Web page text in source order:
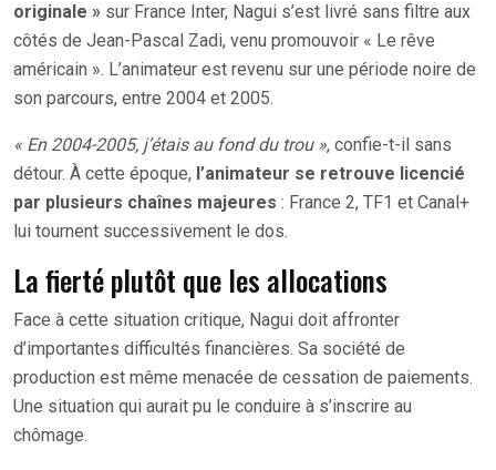
originale » sur France Inter, Nagui s’est livré sans filtre aux
côtés de Jean-Pascal Zadi, venu promouvoir « Le rêve
américain ». L’animateur est revenu sur une période noire de
son parcours, entre 2004 et 2005.
« En 2004-2005, j’étais au fond du trou », confie-t-il sans
détour. À cette époque, l’animateur se retrouve licencié
par plusieurs chaînes majeures : France 2, TF1 et Canal+
lui tournent successivement le dos.
La fierté plutôt que les allocations
Face à cette situation critique, Nagui doit affronter
d’importantes difficultés financières. Sa société de
production est même menacée de cessation de paiements.
Une situation qui aurait pu le conduire à s’inscrire au
chômage.